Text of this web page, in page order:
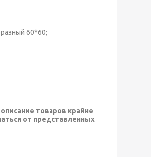
60*60;
товаров крайне
от представленных